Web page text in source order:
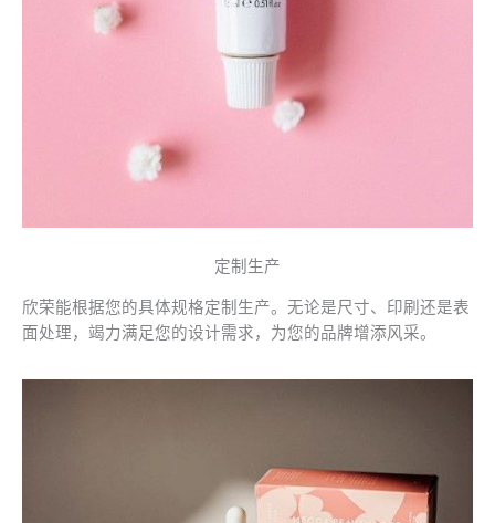
定制生产
欣荣能根据您的具体规格定制生产。无论是尺寸、印刷还是表
面处理，竭力满足您的设计需求，为您的品牌增添风采。